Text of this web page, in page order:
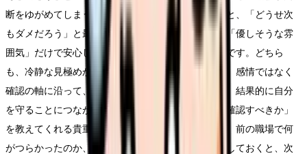
断をゆがめてしまうことです。一度ひどい目に遭うと、「どうせ次
もダメだろう」と最初から諦めてしまったり、逆に「優しそうな雰
囲気」だけで安心して飛びついてしまったりしがちです。どちら
も、冷静な見極めからは遠ざかります。だからこそ、感情ではなく
確認の軸に沿って、淡々とチェックしていく姿勢が、結果的に自分
を守ることにつながります。過去の経験は、「何を確認すべきか」
を教えてくれる貴重な手がかりとして使いましょう。前の職場で何
がつらかったのか、何があれば違ったのかを言葉にしておくと、次